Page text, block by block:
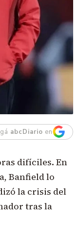
abcDiario en
difíciles. En
Banfield lo
la crisis del
tras la